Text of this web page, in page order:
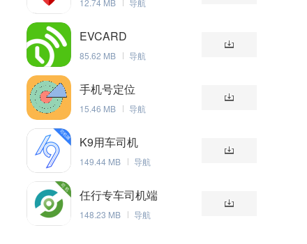
12.74 MB 导航
EVCARD
85.62 MB 导航
手机号定位
15.46 MB 导航
K9用车司机
149.44 MB 导航
任行专车司机端
148.23 MB 导航